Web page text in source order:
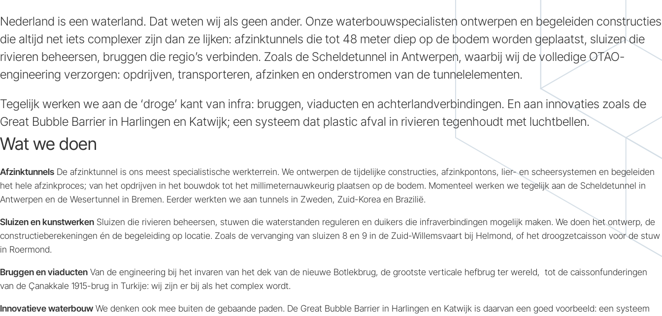
Nederland is een waterland. Dat weten wij als geen ander. Onze waterbouwspecialisten ontwerpen en begeleiden constructies
die altijd net iets complexer zijn dan ze lijken: afzinktunnels die tot 48 meter diep op de bodem worden geplaatst, sluizen die
rivieren beheersen, bruggen die regio’s verbinden. Zoals de Scheldetunnel in Antwerpen, waarbij wij de volledige OTAO-
engineering verzorgen: opdrijven, transporteren, afzinken en onderstromen van de tunnelelementen.
Tegelijk werken we aan de ‘droge’ kant van infra: bruggen, viaducten en achterlandverbindingen. En aan innovaties zoals de
Great Bubble Barrier in Harlingen en Katwijk; een systeem dat plastic afval in rivieren tegenhoudt met luchtbellen.
Wat we doen
Afzinktunnels De afzinktunnel is ons meest specialistische werkterrein. We ontwerpen de tijdelijke constructies, afzinkpontons, lier- en scheersystemen en begeleiden
het hele afzinkproces; van het opdrijven in het bouwdok tot het millimeternauwkeurig plaatsen op de bodem. Momenteel werken we tegelijk aan de Scheldetunnel in
Antwerpen en de Wesertunnel in Bremen. Eerder werkten we aan tunnels in Zweden, Zuid-Korea en Brazilië.
Sluizen en kunstwerken Sluizen die rivieren beheersen, stuwen die waterstanden reguleren en duikers die infraverbindingen mogelijk maken. We doen het ontwerp, de
constructieberekeningen én de begeleiding op locatie. Zoals de vervanging van sluizen 8 en 9 in de Zuid-Willemsvaart bij Helmond, of het droogzetcaisson voor de stuw
in Roermond.
Bruggen en viaducten Van de engineering bij het invaren van het dek van de nieuwe Botlekbrug, de grootste verticale hefbrug ter wereld, tot de caissonfunderingen
van de Çanakkale 1915-brug in Turkije: wij zijn er bij als het complex wordt.
Innovatieve waterbouwWe denken ook mee buiten de gebaande paden. De Great Bubble Barrier in Harlingen en Katwijk is daarvan een goed voorbeeld: een systeem